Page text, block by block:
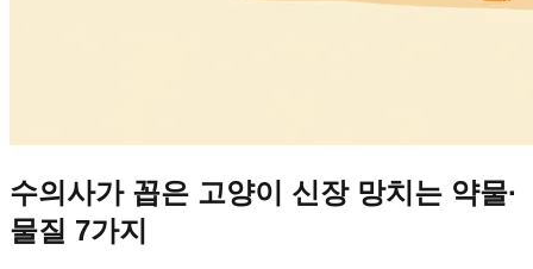
수의사가 꼽은 고양이 신장 망치는 약물·
물질 7가지